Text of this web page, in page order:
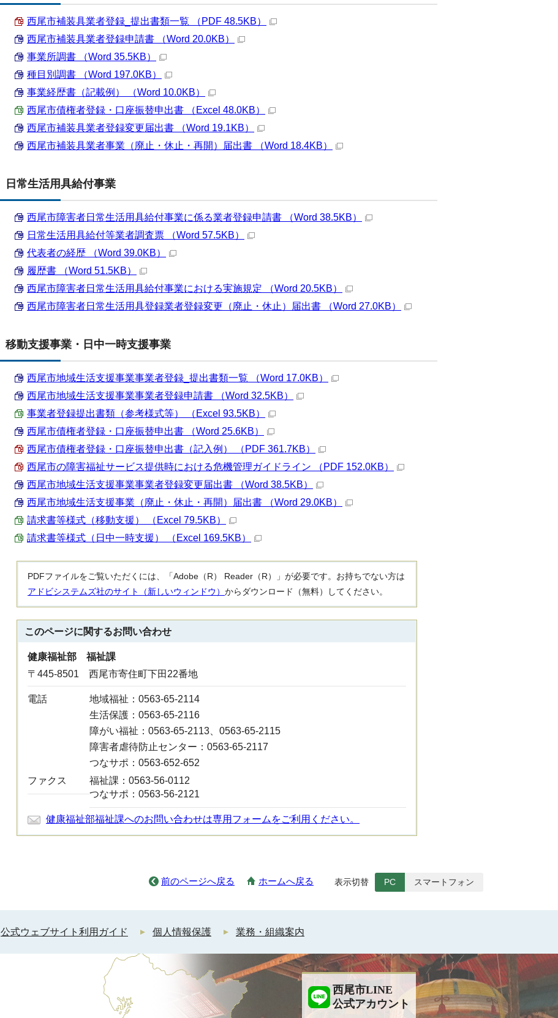
西尾市補装具業者登録_提出書類一覧 （PDF 48.5KB）
西尾市補装具業者登録申請書 （Word 20.0KB）
事業所調書 （Word 35.5KB）
種目別調書 （Word 197.0KB）
事業経歴書（記載例） （Word 10.0KB）
西尾市債権者登録・口座振替申出書 （Excel 48.0KB）
西尾市補装具業者登録変更届出書 （Word 19.1KB）
西尾市補装具業者事業（廃止・休止・再開）届出書 （Word 18.4KB）
日常生活用具給付事業
西尾市障害者日常生活用具給付事業に係る業者登録申請書 （Word 38.5KB）
日常生活用具給付等業者調査票 （Word 57.5KB）
代表者の経歴 （Word 39.0KB）
履歴書 （Word 51.5KB）
西尾市障害者日常生活用具給付事業における実施規定 （Word 20.5KB）
西尾市障害者日常生活用具登録業者登録変更（廃止・休止）届出書 （Word 27.0KB）
移動支援事業・日中一時支援事業
西尾市地域生活支援事業事業者登録_提出書類一覧 （Word 17.0KB）
西尾市地域生活支援事業事業者登録申請書 （Word 32.5KB）
事業者登録提出書類（参考様式等） （Excel 93.5KB）
西尾市債権者登録・口座振替申出書 （Word 25.6KB）
西尾市債権者登録・口座振替申出書（記入例） （PDF 361.7KB）
西尾市の障害福祉サービス提供時における危機管理ガイドライン （PDF 152.0KB）
西尾市地域生活支援事業事業者登録変更届出書 （Word 38.5KB）
西尾市地域生活支援事業（廃止・休止・再開）届出書 （Word 29.0KB）
請求書等様式（移動支援） （Excel 79.5KB）
請求書等様式（日中一時支援） （Excel 169.5KB）
PDFファイルをご覧いただくには、「Adobe（R） Reader（R）」が必要です。お持ちでない方は
アドビシステムズ社のサイト（新しいウィンドウ） からダウンロード（無料）してください。
このページに関するお問い合わせ
健康福祉部 福祉課
〒445-8501 西尾市寄住町下田22番地
電話
地域福祉：0563-65-2114
生活保護：0563-65-2116
障がい福祉：0563-65-2113、0563-65-2115
障害者虐待防止センター：0563-65-2117
つなサポ：0563-652-652
ファクス
福祉課：0563-56-0112
つなサポ：0563-56-2121
健康福祉部福祉課へのお問い合わせは専用フォームをご利用ください。
前のページへ戻る ホームへ戻る 表示切替 PC スマートフォン
公式ウェブサイト利用ガイド 個人情報保護 業務・組織案内
西尾市LINE
公式アカウント